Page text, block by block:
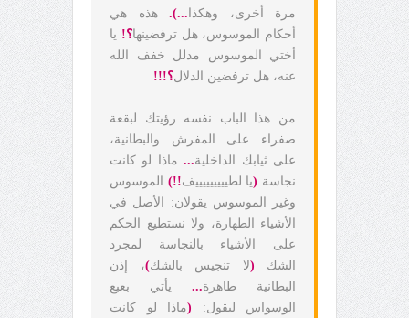
مرة أخرى، وهكذا ...). هذه هي
أحكام الموسوس، هل ترفضينها؟! يا
أختي الموسوس مدلل خفف الله
عنه، هل ترفضين الدلال؟!!!
من هذا الباب نفسه رؤيتك لبقعة
صفراء على المفرش والبطانية،
على ثيابك الداخلية...ماذا لو كانت
نجاسة (يا لطيييييييييف!!) الموسوس
وغير الموسوس يقولان: الأصل في
الأشياء الطهارة، ولا نستطيع الحكم
على الأشياء بالنجاسة لمجرد
الشك (لا تنجيس بالشك)، إذن
البطانية طاهرة... يأتي بعبع
الوسواس ليقول: (ماذا لو كانت